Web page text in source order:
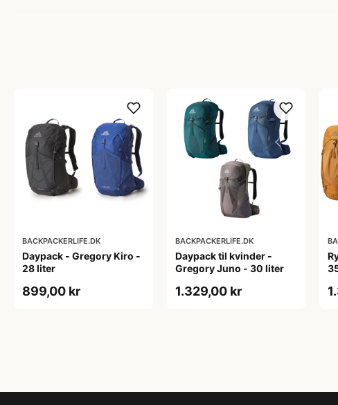
BACKPACKERLIFE.DK
Daypack - Gregory Kiro -
28 liter
899,00 kr
BACKPACKERLIFE.DK
Daypack til kvinder -
Gregory Juno - 30 liter
1.329,00 kr